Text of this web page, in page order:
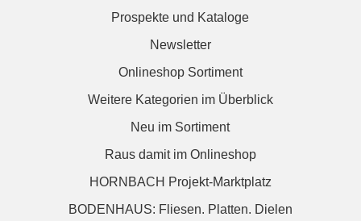
Prospekte und Kataloge
Newsletter
Onlineshop Sortiment
Weitere Kategorien im Überblick
Neu im Sortiment
Raus damit im Onlineshop
HORNBACH Projekt-Marktplatz
BODENHAUS: Fliesen. Platten. Dielen